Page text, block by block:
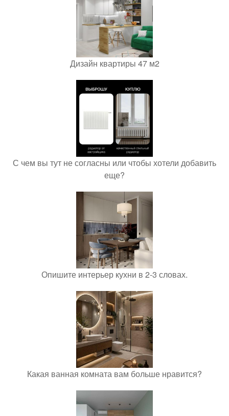
Дизайн квартиры 47 м2
С чем вы тут не согласны или чтобы хотели добавить
еще?
Опишите интерьер кухни в 2-3 словах.
Какая ванная комната вам больше нравится?